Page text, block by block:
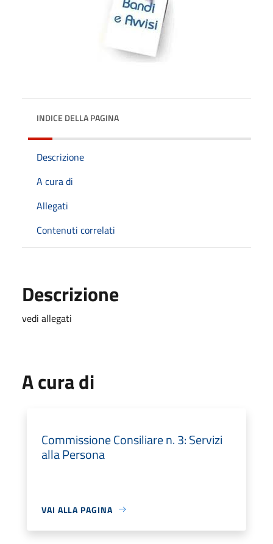
INDICE DELLA PAGINA
Descrizione
A cura di
Allegati
Contenuti correlati
Descrizione
vedi allegati
A cura di
Commissione Consiliare n. 3: Servizi
alla Persona
VAI ALLA PAGINA